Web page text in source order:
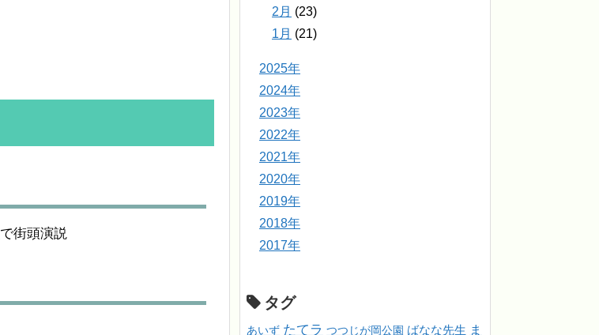
で街頭演説
2月 (23)
1月 (21)
2025年
2024年
2023年
2022年
2021年
2020年
2019年
2018年
2017年
タグ
あいず たてラ つつじが岡公園 ばなな先生 ま